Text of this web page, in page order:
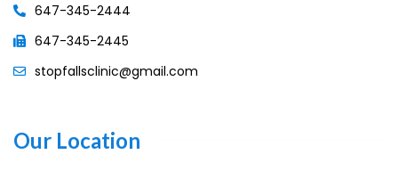
647-345-2444
647-345-2445
stopfallsclinic@gmail.com
Our Location